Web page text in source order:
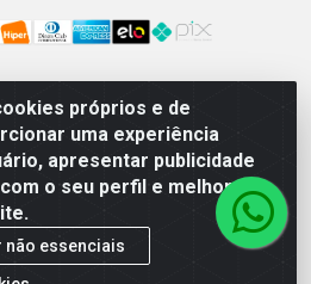
próprios e de
uma experiência
apresentar publicidade
o seu perfil e melhorar a
não essenciais
DE PRODUTOS ALIMENTICIOS
721 PENHA CIRCULAR/RJ -
0001-03